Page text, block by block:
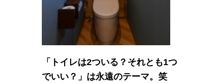
「トイレは2ついる？それとも1つ
でいい？」は永遠のテーマ。笑